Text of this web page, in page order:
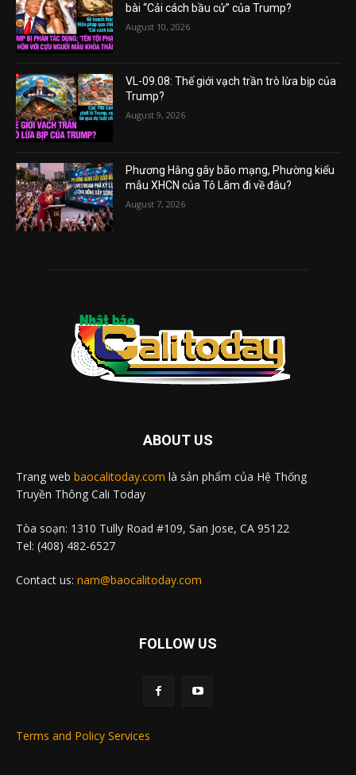
bài “Cải cách bầu cử” của Trump?
August 10, 2026
VL-09.08: Thế giới vạch trần trò lừa bịp của
Trump?
August 9, 2026
Phương Hằng gây bão mạng, Phường kiểu
mẫu XHCN của Tô Lâm đi về đâu?
August 7, 2026
ABOUT US
Trang web baocalitoday.com là sản phẩm của Hệ Thống
Truyền Thông Cali Today
Tòa soạn: 1310 Tully Road #109, San Jose, CA 95122
Tel: (408) 482-6527
Contact us: nam@baocalitoday.com
FOLLOW US
Terms and Policy Services